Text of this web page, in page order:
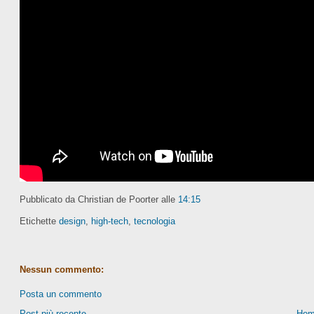
Pubblicato da Christian de Poorter alle 14:15
Etichette design, high-tech, tecnologia
Nessun commento:
Posta un commento